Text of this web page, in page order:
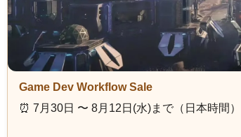
Game Dev Workflow Sale
⏰️ 7月30日 〜 8月12日(水)まで（日本時間）